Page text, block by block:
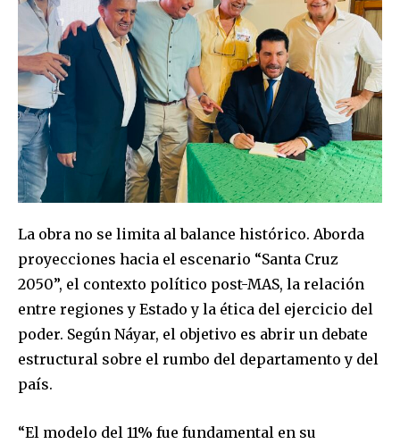
La obra no se limita al balance histórico. Aborda
proyecciones hacia el escenario “Santa Cruz
2050”, el contexto político post-MAS, la relación
entre regiones y Estado y la ética del ejercicio del
poder. Según Náyar, el objetivo es abrir un debate
estructural sobre el rumbo del departamento y del
país.
“El modelo del 11% fue fundamental en su